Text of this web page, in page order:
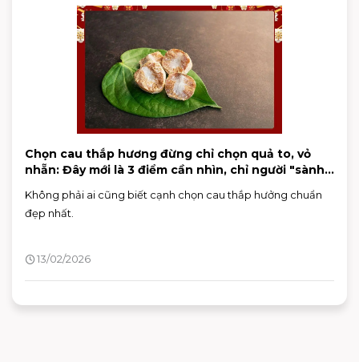
Chọn cau thắp hương đừng chỉ chọn quả to, vỏ
nhẵn: Đây mới là 3 điểm cần nhìn, chỉ người "sành"
Không phải ai cũng biết cạnh chọn cau thắp hưởng chuẩn
đẹp nhất.
13/02/2026